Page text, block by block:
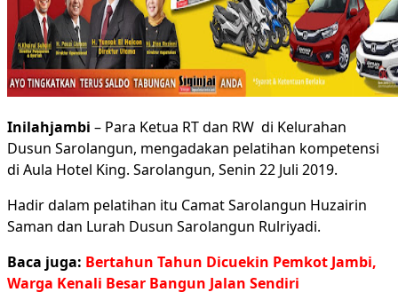
Inilahjambi – Para Ketua RT dan RW di Kelurahan
Dusun Sarolangun, mengadakan pelatihan kompetensi
di Aula Hotel King. Sarolangun, Senin 22 Juli 2019.
Hadir dalam pelatihan itu Camat Sarolangun Huzairin
Saman dan Lurah Dusun Sarolangun Rulriyadi.
Baca juga: Bertahun Tahun Dicuekin Pemkot Jambi,
Warga Kenali Besar Bangun Jalan Sendiri